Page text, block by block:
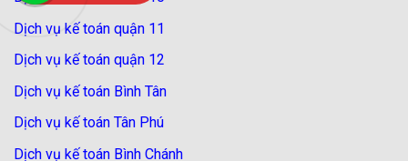
Dịch vụ kế toán quận 11
Dịch vụ kế toán quận 12
Dịch vụ kế toán Bình Tân
Dịch vụ kế toán Tân Phú
Dịch vụ kế toán Bình Chánh